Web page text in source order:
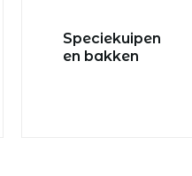
Speciekuipen
en bakken